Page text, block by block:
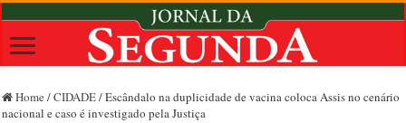
Home /CIDADE/Escândalo na duplicidade de vacina coloca Assis no cenário
nacional e caso é investigado pela Justiça